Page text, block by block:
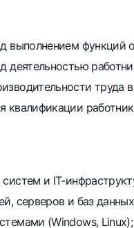
выполнением функций
труда
и IT-
серверов и баз
(Windows, Linux);